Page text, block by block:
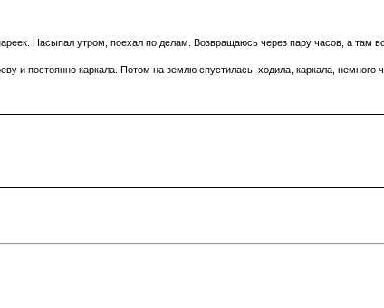
Насыпал утром, поехал по делам. Возвращаюсь через пару часов, а там
и постоянно каркала. Потом на землю спустилась, ходила, каркала,